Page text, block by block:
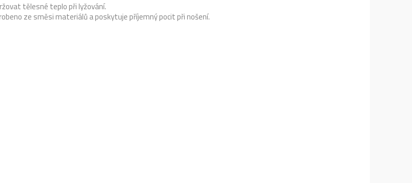
tělesné teplo při lyžování.
ze směsi materiálů a poskytuje příjemný pocit při nošení.